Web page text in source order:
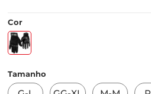
Cor
Tamanho